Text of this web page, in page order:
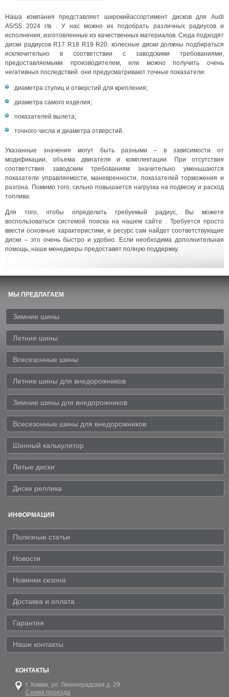
Наша компания представляет широкийассортимент дисков для Audi
A5/S5 2024 г/в . У нас можно их подобрать различных радиусов и
исполнения, изготовленные из качественных материалов. Сюда подходят
диски радиусов R17 R18 R19 R20. колесные диски должны подбираться
исключительно в соответствии с заводскими требованиями,
предоставляемыми производителем, или можно получить очень
негативных последствий. они предусматривают точные показатели:
диаметра ступиц и отверстий для крепления;
диаметра самого изделия;
показателей вылета;
точного числа и диаметра отверстий.
Указанные значения могут быть разными – в зависимости от
модификации, объема двигателя и комплектации. При отсутствия
соответствия заводским требованиям значительно уменьшаются
показатели управляемости, маневренности, показателей торможения и
разгона. Помимо того, сильно повышается нагрузка на подвеску и расход
топлива.
Для того, чтобы определить требуемый радиус, Вы можете
воспользоваться системой поиска на нашем сайте . Требуется просто
ввести основные характеристики, и ресурс сам найдет соответствующие
диски – это очень быстро и удобно. Если необходима дополнительная
помощь, наши менеджеры предоставят полную поддержку.
МЫ ПРЕДЛАГАЕМ
Зимние шины
Летние шины
Всесезонные шины
Летние шины для внедорожников
Зимние шины для внедорожников
Всесезонные шины для внедорожников
Шинный калькулятор
Литые диски
Диски реплика
ИНФОРМАЦИЯ
Полезные статьи
Новости
Новинки сезона
Доставка и оплата
Гарантия
Наши контакты
КОНТАКТЫ
г. Химки, ул. Ленинградская д. 29
Схема проезда